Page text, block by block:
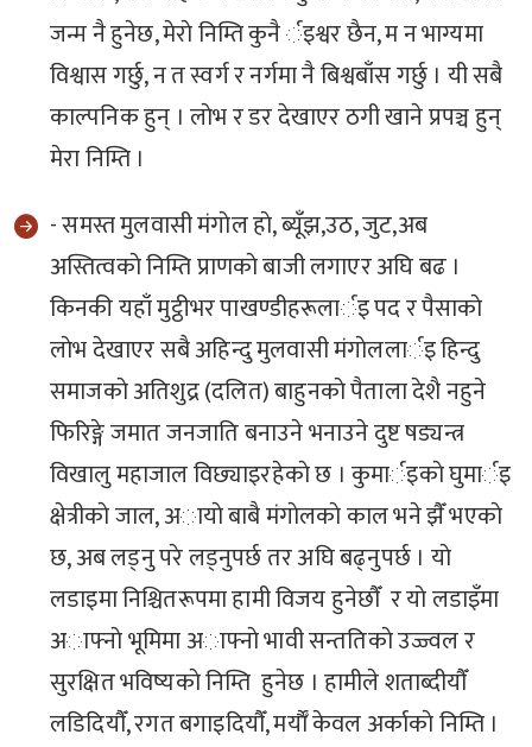
जन्म नै हुनेछ, मेराे निम्ति कुनै र्इश्वर छैन, म न भाग्यमा
विश्वास गर्छु, न त स्वर्ग र नर्गमा नै बिश्वबाँस गर्छु । यी सबै
काल्पनिक हुन् । लाेभ र डर देखाएर ठगी खाने प्रपञ्च हुन्
मेरा निम्ति ।
- समस्त मुलवासी मंगाेल हाे, ब्यूँझ,उठ, जुट,अब
अस्तित्वकाे निम्ति प्राणकाे बाजी लगाएर अघि बढ ।
किनकी यहाँ मुट्ठीभर पाखण्डीहरूलार्इ पद र पैसाकाे
लाेभ देखाएर सबै अहिन्दु मुलवासी मंगाेललार्इ हिन्दु
समाजकाे अतिशुद्र (दलित) बाहुनकाे पैताला देशै नहुने
फिरिङ्गे जमात जनजाति बनाउने भनाउने दुष्ट षड्यन्त्र
विखालु महाजाल विछ्याइरहेकाे छ । कुमार्इकाे घुमार्इ
क्षेत्रीकाे जाल, अायाे बाबै मंगाेलकाे काल भने झैँ भएकाे
छ, अब लड्नु परे लड्नुपर्छ तर अघि बढ्नुपर्छ । याे
लडाइमा निश्चितरूपमा हामी विजय हुनेछाैँ र याे लडाइँमा
अाफ्नाे भूमिमा अाफ्नाे भावी सन्ततिकाे उज्ज्वल र
सुरक्षित भविष्यकाे निम्ति हुनेछ । हामीले शताब्दीयाैँ
लडिदियाैँ, रगत बगाइदियाैँ, मर्याैँ केवल अर्काकाे निम्ति ।